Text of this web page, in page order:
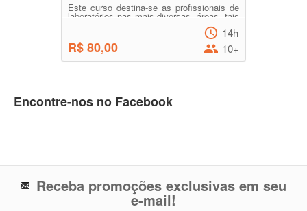
Este curso destina-se as profissionais de
laboratórios nas mais diversas, áreas, tais
como: áreas de ensino, de saúde, de
R$ 80,00
14h
10+
Encontre-nos no Facebook
Receba promoções exclusivas em seu
e-mail!